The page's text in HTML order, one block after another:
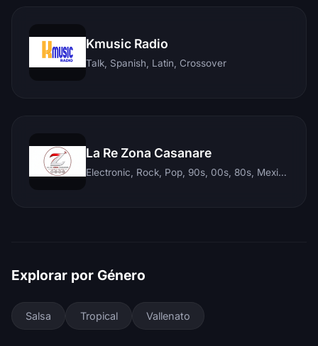
Kmusic Radio
Talk, Spanish, Latin, Crossover
La Re Zona Casanare
Electronic, Rock, Pop, 90s, 00s, 80s, Mexican, Ranchera, Reggaeton, Instrumental, Salsa, Merengue, Tropical, Romantic, Vallenato, Llanera
Explorar por Género
Salsa Tropical Vallenato